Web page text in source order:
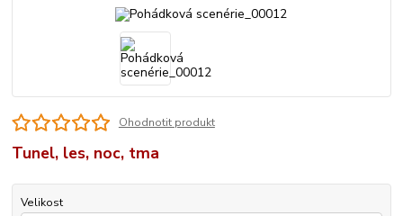
Ohodnotit produkt
Tunel, les, noc, tma
Velikost